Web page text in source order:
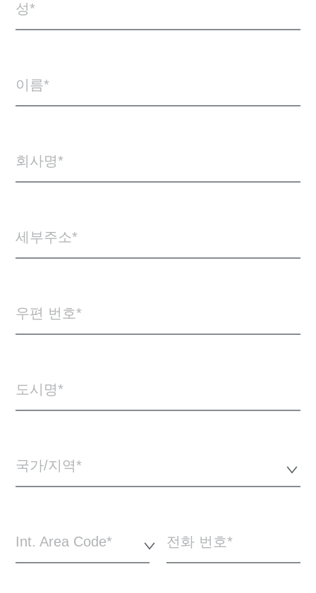
성
이름
회사명
세부주소
우편 번호
도시명
국가/지역*
Int. Area Code* 전화 번호